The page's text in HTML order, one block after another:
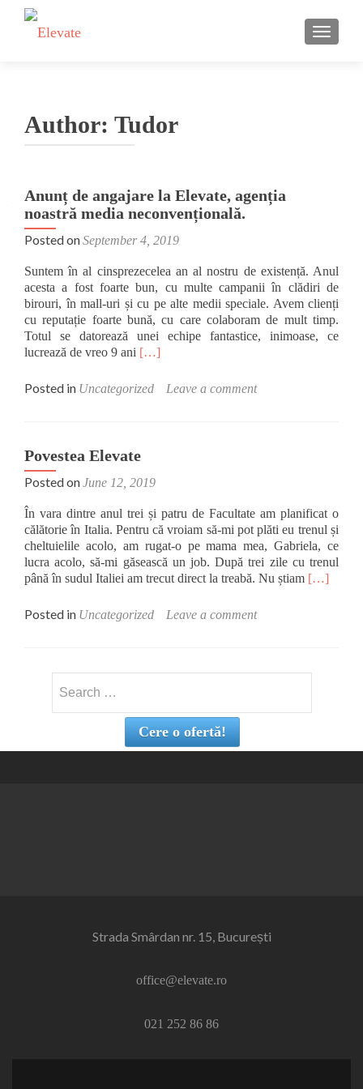
Author: Tudor
Anunț de angajare la Elevate, agenția
noastră media neconvențională.
Posted onSeptember 4, 2019
Suntem în al cinsprezecelea an al nostru de existență. Anul
acesta a fost foarte bun, cu multe campanii în clădiri de
birouri, în mall-uri și cu pe alte medii speciale. Avem clienți
cu reputație foarte bună, cu care colaboram de mult timp.
Totul se datorează unei echipe fantastice, inimoase, ce
lucrează de vreo 9 ani Read
about
Elevate,
agenția
media
neconvențională.
[…]
Posted in Uncategorized Leave a comment
Povestea Elevate
Posted onJune 12, 2019
În vara dintre anul trei și patru de Facultate am planificat o
călătorie în Italia. Pentru că vroiam să-mi pot plăti eu trenul și
cheltuielile acolo, am rugat-o pe mama mea, Gabriela, ce
lucra acolo, să-mi găsească un job. După trei zile cu trenul
până în sudul Italiei am trecut direct la treabă. Nu știam Read
[…]
Posted in Uncategorized Leave a comment
for:
Cere o ofertă!
Strada Smârdan nr. 15, București
office@elevate.ro
021 252 86 86